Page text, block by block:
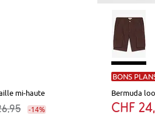
mi-haute
-14%
BONS
CHF